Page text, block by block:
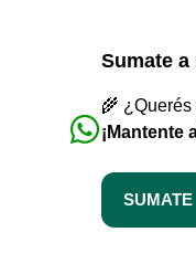
Sumate
🌾
¡Mantente
SUMATE